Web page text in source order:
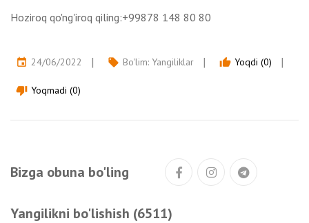
Hoziroq qo'ng'iroq qiling:+99878 148 80 80
event 24/06/2022 local_offer Bo'lim: Yangiliklar thumb_up Yoqdi (0)
thumb_down Yoqmadi (0)
Bizga obuna bo'ling
Yangilikni bo'lishish (6511)